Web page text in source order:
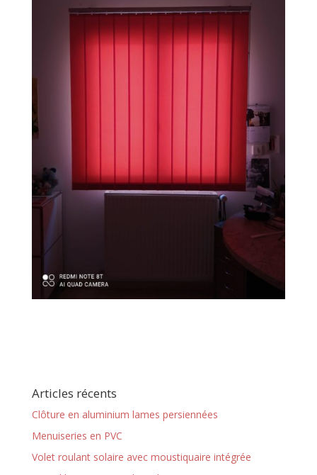
Articles récents
Clôture en aluminium lames persiennées
Menuiseries en PVC
Volet roulant solaire avec moustiquaire intégrée